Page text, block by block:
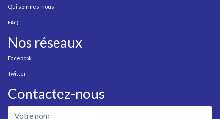
Qui sommes-nous
FAQ
Nos réseaux
Facebook
Twitter
Contactez-nous